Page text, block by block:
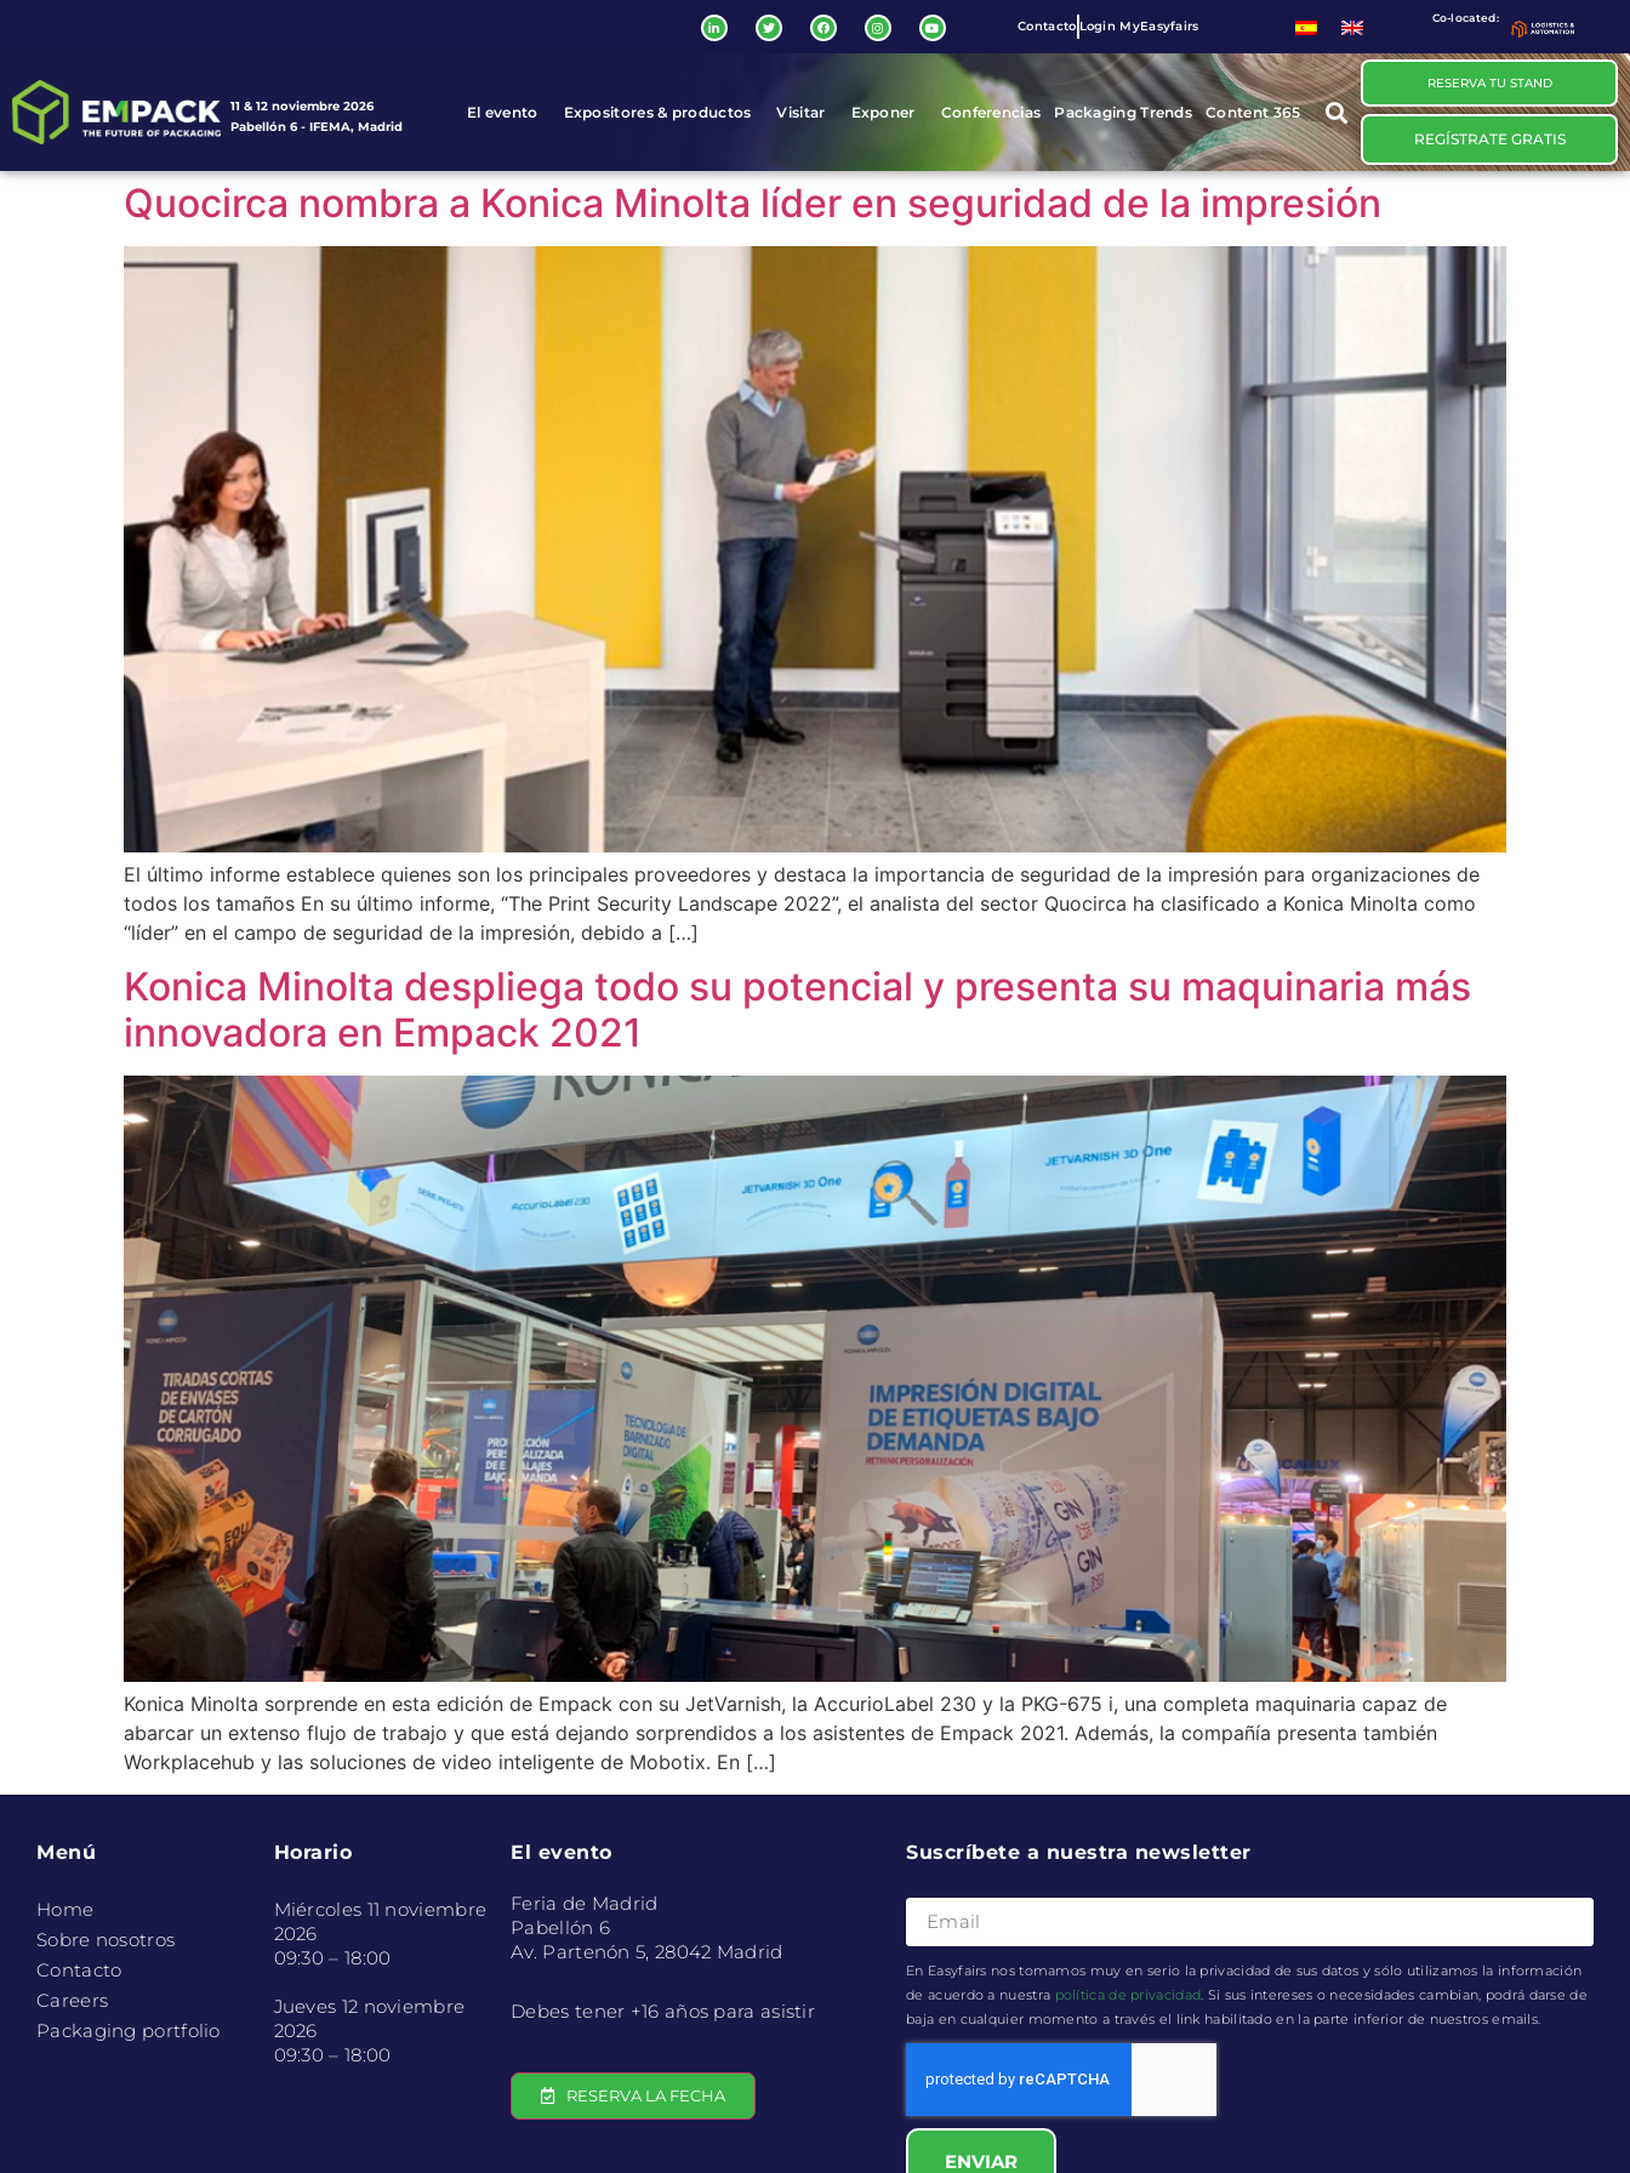
Contacto Login MyEasyfairs
Co-located:
11 & 12 noviembre 2026
Pabellón 6 - IFEMA, Madrid
El evento Expositores & productos Visitar Exponer Conferencias Packaging Trends Content 365
RESERVA TU STAND
REGÍSTRATE GRATIS
Quocirca nombra a Konica Minolta líder en seguridad de la impresión
El último informe establece quienes son los principales proveedores y destaca la importancia de seguridad de la impresión para organizaciones de
todos los tamaños En su último informe, “The Print Security Landscape 2022”, el analista del sector Quocirca ha clasificado a Konica Minolta como
“líder” en el campo de seguridad de la impresión, debido a […]
Konica Minolta despliega todo su potencial y presenta su maquinaria más
innovadora en Empack 2021
Konica Minolta sorprende en esta edición de Empack con su JetVarnish, la AccurioLabel 230 y la PKG-675 i, una completa maquinaria capaz de
abarcar un extenso flujo de trabajo y que está dejando sorprendidos a los asistentes de Empack 2021. Además, la compañía presenta también
Workplacehub y las soluciones de video inteligente de Mobotix. En […]
Menú
Home
Sobre nosotros
Contacto
Careers
Packaging portfolio
Horario
Miércoles 11 noviembre
2026
09:30 – 18:00
Jueves 12 noviembre
2026
09:30 – 18:00
El evento
Feria de Madrid
Pabellón 6
Av. Partenón 5, 28042 Madrid
Debes tener +16 años para asistir
RESERVA LA FECHA
Suscríbete a nuestra newsletter
En Easyfairs nos tomamos muy en serio la privacidad de sus datos y sólo utilizamos la información
de acuerdo a nuestra política de privacidad . Si sus intereses o necesidades cambian, podrá darse de
baja en cualquier momento a través el link habilitado en la parte inferior de nuestros emails.
ENVIAR